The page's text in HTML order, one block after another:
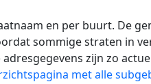
en per buurt. De
sommige straten in
zijn zo
met alle